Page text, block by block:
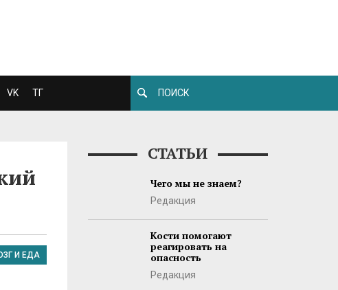
VK ТГ
И ЕДА
СТАТЬИ
Чего мы не знаем?
Редакция
Кости помогают
реагировать на
опасность
Редакция